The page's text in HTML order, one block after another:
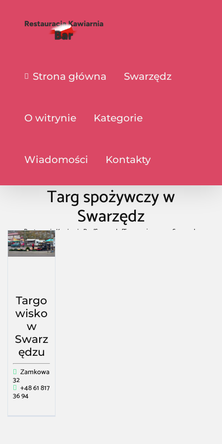
Strona główna Swarzędz
O witrynie Kategorie
Wiadomości Kontakty
Targ spożywczy w
Swarzędz
Restauracja Kawiarnia Bar /Swarzędz /Targ spożywczy w Swarzędz
Targo
wisko
w
Swarz
ędzu
Zamkowa
32
+48 61 817
36 94